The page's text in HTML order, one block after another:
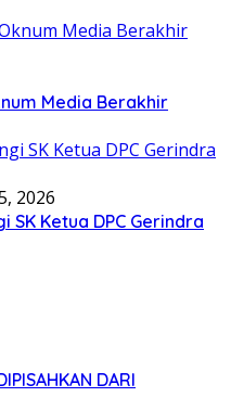
Media Berakhir
2026
SK Ketua DPC Gerindra
DARI